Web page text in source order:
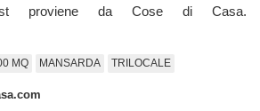
proviene da Cose di Casa.
MQ MANSARDA TRILOCALE